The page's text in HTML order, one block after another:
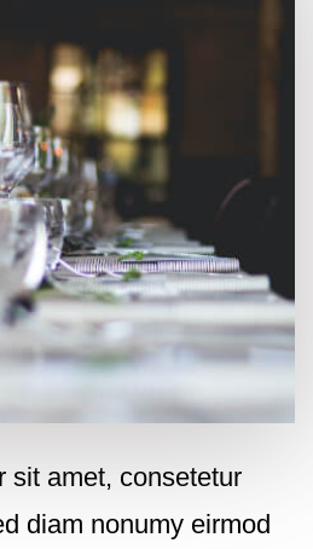
sit amet, consetetur
diam nonumy eirmod